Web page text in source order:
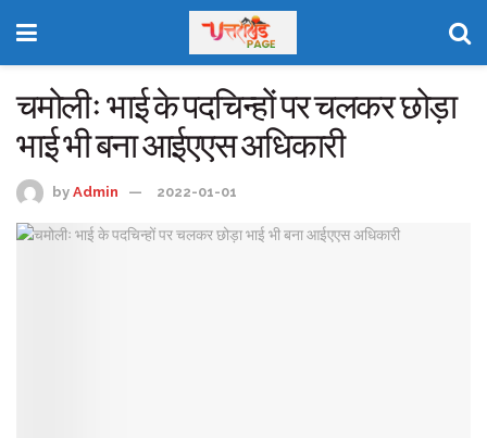
चमोलीः भाई के पदचिन्हों पर चलकर छोड़ा
भाई भी बना आईएएस अधिकारी
by Admin 2022-01-01